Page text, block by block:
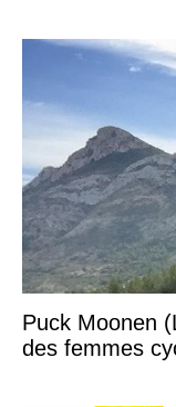
Puck Moonen
des femmes